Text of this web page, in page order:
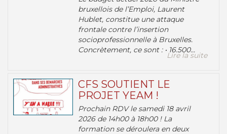
bruxellois de l’Emploi, Laurent
Hublet, constitue une attaque
frontale contre l’insertion
socioprofessionnelle à Bruxelles.
Concrètement, ce sont : • 16.500...
Lire la suite
CFS SOUTIENT LE
PROJET YEAM !
Prochain RDV le samedi 18 avril
2026 de 14h00 à 18h00 ! La
formation se déroulera en deux